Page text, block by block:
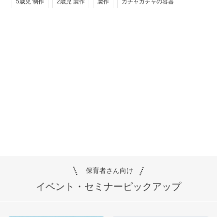
保育者さん向け
イベント・セミナーピックアップ